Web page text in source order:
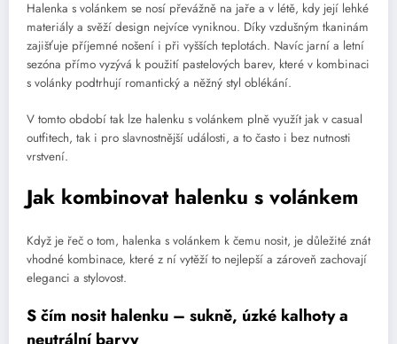
Halenka s volánkem se nosí převážně na jaře a v létě, kdy její lehké
materiály a svěží design nejvíce vyniknou. Díky vzdušným tkaninám
zajišťuje příjemné nošení i při vyšších teplotách. Navíc jarní a letní
sezóna přímo vyzývá k použití pastelových barev, které v kombinaci
s volánky podtrhují romantický a něžný styl oblékání.
V tomto období tak lze halenku s volánkem plně využít jak v casual
outfitech, tak i pro slavnostnější události, a to často i bez nutnosti
vrstvení.
Jak kombinovat halenku s volánkem
Když je řeč o tom, halenka s volánkem k čemu nosit, je důležité znát
vhodné kombinace, které z ní vytěží to nejlepší a zároveň zachovají
eleganci a stylovost.
S čím nosit halenku – sukně, úzké kalhoty a